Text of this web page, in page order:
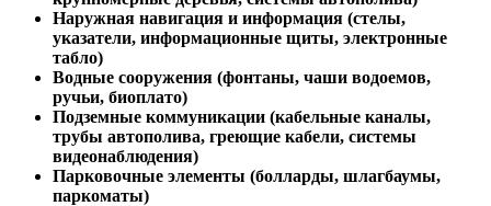
Наружная навигация и информация (стелы,
указатели, информационные щиты, электронные
табло)
Водные сооружения (фонтаны, чаши водоемов,
ручьи, биоплато)
Подземные коммуникации (кабельные каналы,
трубы автополива, греющие кабели, системы
видеонаблюдения)
Парковочные элементы (болларды, шлагбаумы,
паркоматы)